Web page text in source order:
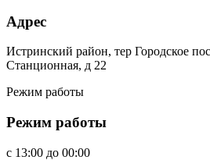
Адрес
Истринский район, тер Городское
Станционная, д 22
Режим работы
Режим работы
c 13:00 до 00:00